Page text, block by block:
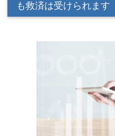
も救済は受けられます